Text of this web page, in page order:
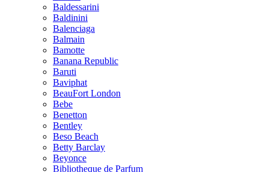
Baldessarini
Baldinini
Balenciaga
Balmain
Bamotte
Banana Republic
Baruti
Baviphat
BeauFort London
Bebe
Benetton
Bentley
Beso Beach
Betty Barclay
Beyonce
Bibliotheque de Parfum